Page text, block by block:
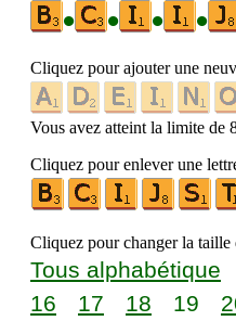
•
• • •
Cliquez pour ajouter une
Vous avez atteint la limite de
Cliquez pour enlever une
Cliquez pour changer la taille
Tous alphabétique
16
17 18 19